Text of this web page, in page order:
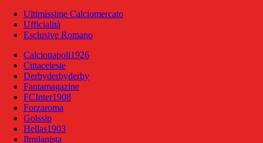
Ultimissime Calciomercato
Ufficialità
Esclusive Romano
Calcionapoli1926
Cittaceleste
Derbyderbyderby
Fantamagazine
FCInter1908
Forzaroma
Golssip
Hellas1903
Ilmilanista